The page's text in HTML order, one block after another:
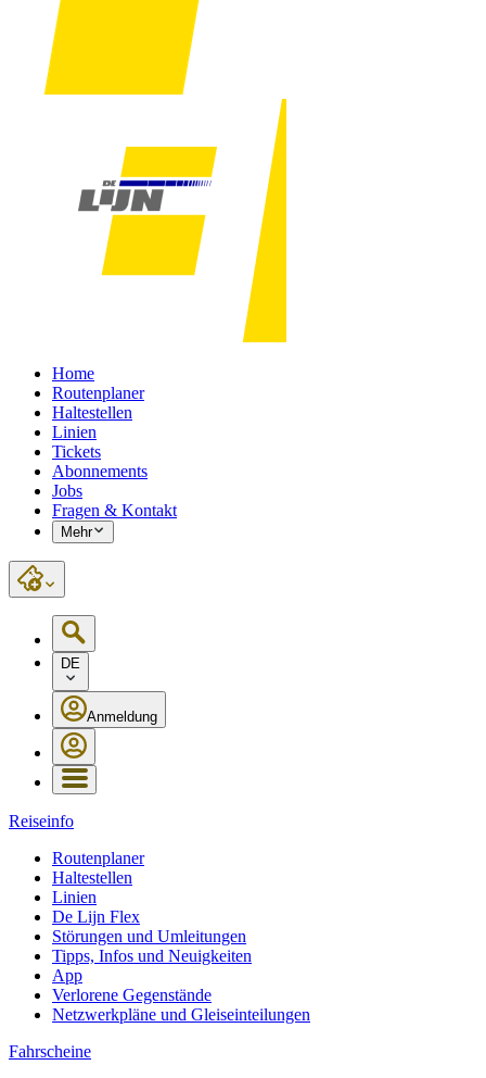
Home
Routenplaner
Haltestellen
Linien
Tickets
Abonnements
Jobs
Fragen & Kontakt
Mehr
DE
Anmeldung
Reiseinfo
Routenplaner
Haltestellen
Linien
De Lijn Flex
Störungen und Umleitungen
Tipps, Infos und Neuigkeiten
App
Verlorene Gegenstände
Netzwerkpläne und Gleiseinteilungen
Fahrscheine